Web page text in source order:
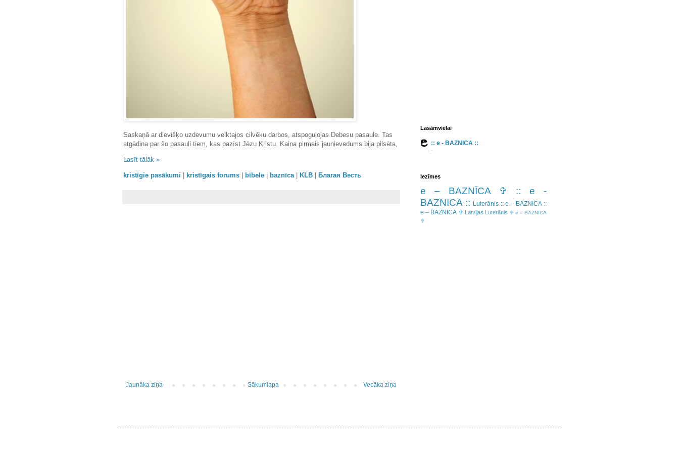
Saskaņā ar dievišķo uzdevumu veiktajos cilvēku darbos, atspoguļojas Debesu pasaule. Tas
atgādina par šo pasauli tiem, kas pazīst Jēzu Kristu. Kaina pirmais jaunievedums bija pilsēta,
Lasīt tālāk »
kristīgie pasākumi kristīgais forums bībele baznīca| KLB Благая Весть
Jaunāka ziņa Vecāka ziņa
Sākumlapa
Lasāmvielai
:: e - BAZNICA ::
-
Iezīmes
e – BAZNĪCA ✞
:: e -
BAZNICA :: Luterānis :: e – BAZNICA ::
e – BAZNICA ✞ Latvijas Luterānis ✞ e – BAZNICA
✞